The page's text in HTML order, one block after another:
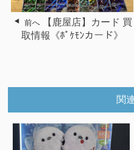
前へ
【鹿屋店】カード 買
取情報《ﾎﾟｹﾓﾝカード》
関